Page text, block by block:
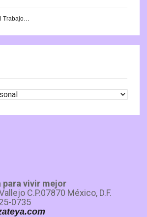
Trabajo…
para vivir mejor
C.P.07870 México, D.F.
0735